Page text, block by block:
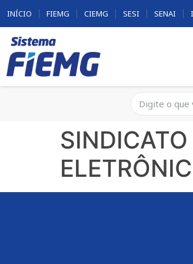
INÍCIO FIEMG CIEMG SESI SENAI